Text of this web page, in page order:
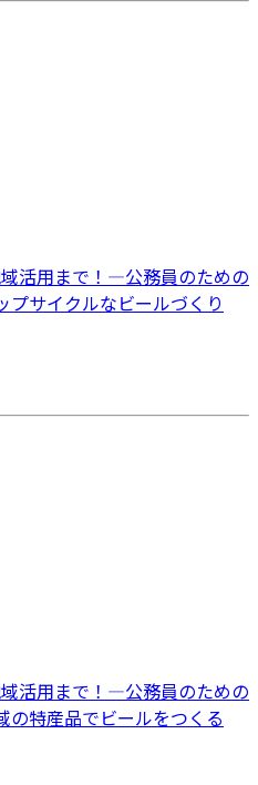
域活用まで！―公務員のための
プサイクルなビールづくり
域活用まで！―公務員のための
の特産品でビールをつくる